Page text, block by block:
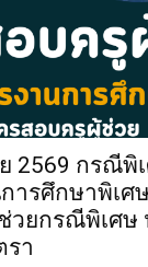
2569 กรณีพิ
ารศึกษาพิเศ
วยกรณีพิเศษ
รา